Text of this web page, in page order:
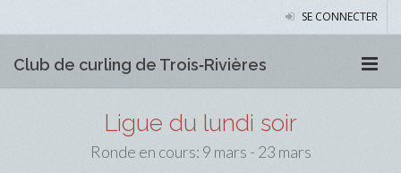
SE CONNECTER
Club de curling de Trois‑Rivières
Ligue du lundi soir
Ronde en cours: 9 mars - 23 mars